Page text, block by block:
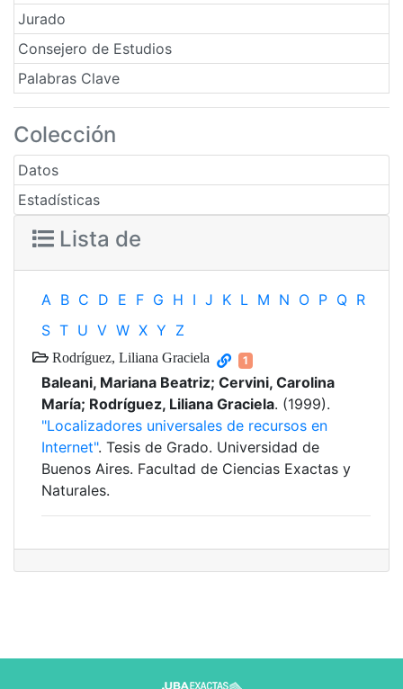
Jurado
Consejero de Estudios
Palabras Clave
Colección
Datos
Estadísticas
Lista de
A B C D E F G H I J K L M N O P Q R
S T U V W X Y Z
Rodríguez, Liliana Graciela 1
Baleani, Mariana Beatriz; Cervini, Carolina
María; Rodríguez, Liliana Graciela. (1999).
"Localizadores universales de recursos en
Internet". Tesis de Grado. Universidad de
Buenos Aires. Facultad de Ciencias Exactas y
Naturales.